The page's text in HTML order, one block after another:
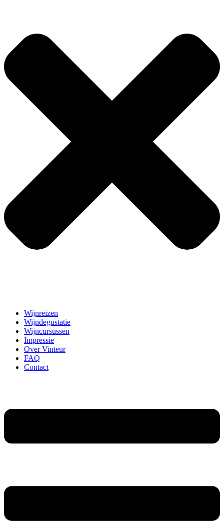
Wijnreizen
Wijndegustatie
Wijncursussen
Impressie
Over Vinteur
FAQ
Contact